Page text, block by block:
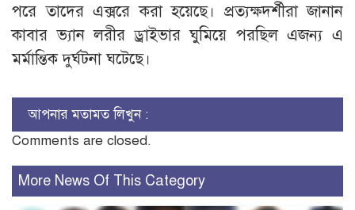
পরে তাদের এক্সরে করা হয়েছে। প্রত্যক্ষদর্শীরা জানান
কাবার ভ্যান লরীর ড্রাইভার ঘুমিয়ে পরছিল এজন্য এ
মর্মান্তিক দুর্ঘটনা ঘটেছে।
আপনার মতামত লিখুন :
Comments are closed.
More News Of This Category